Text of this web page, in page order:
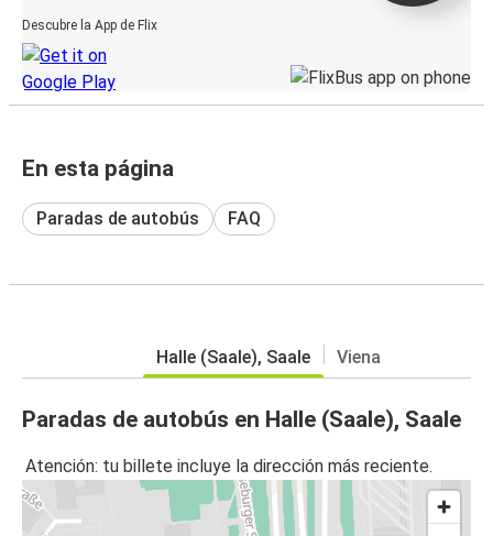
Descubre la App de Flix
En esta página
Paradas de autobús FAQ
Halle (Saale), Saale Viena
Paradas de autobús en Halle (Saale), Saale
Atención: tu billete incluye la dirección más reciente.